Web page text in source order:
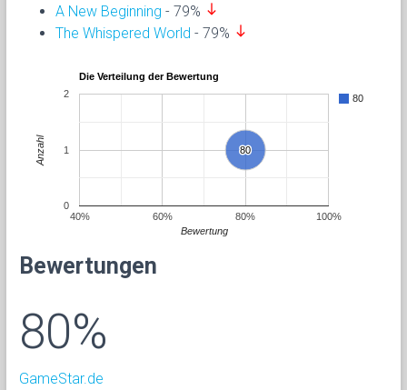
A New Beginning - 79% south
The Whispered World - 79% south
Die Verteilung der Bewertung
80
80
80
40% 60% 80% 100%
0
1
2
Bewertung
Anzahl
Bewertungen
80%
GameStar.de